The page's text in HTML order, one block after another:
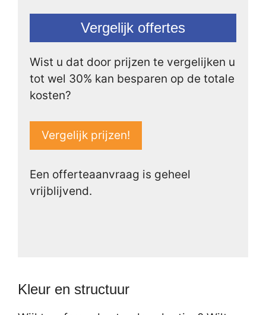
Vergelijk offertes
Wist u dat door prijzen te vergelijken u
tot wel 30% kan besparen op de totale
kosten?
Vergelijk prijzen!
Een offerteaanvraag is geheel
vrijblijvend.
Kleur en structuur